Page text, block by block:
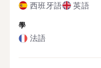
西班牙語 英語
學
法語